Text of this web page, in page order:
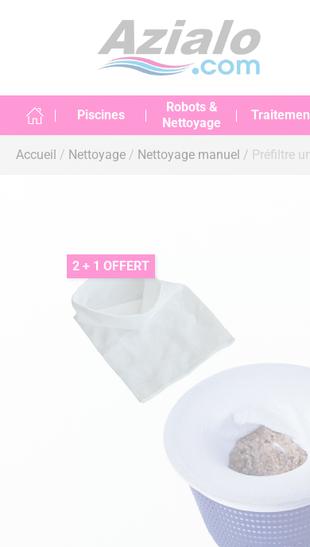
Piscines
Robots &
Nettoyage
Accueil Nettoyage Nettoyage manuel Préfiltre
2 + 1 OFFERT